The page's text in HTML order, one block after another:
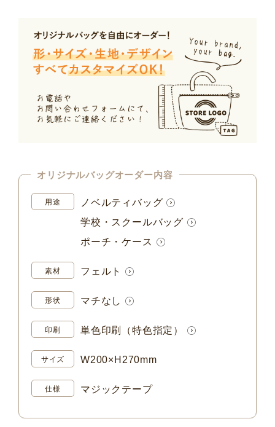
オリジナルバッグオーダー内容
用途
ノベルティバッグ
学校・スクールバッグ
ポーチ・ケース
素材 フェルト
形状 マチなし
印刷 単色印刷（特色指定）
サイズ W200×H270mm
仕様 マジックテープ